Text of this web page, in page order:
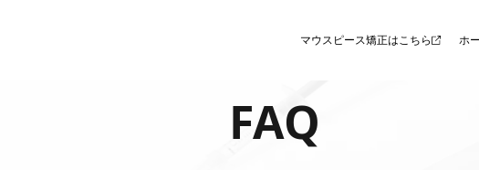
マウスピース矯正はこちら ホ
FAQ